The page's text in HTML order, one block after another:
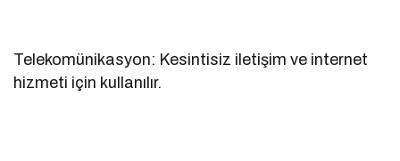
Telekomünikasyon: Kesintisiz iletişim ve internet
hizmeti için kullanılır.